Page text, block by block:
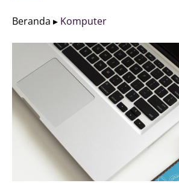
Beranda ▸ Komputer